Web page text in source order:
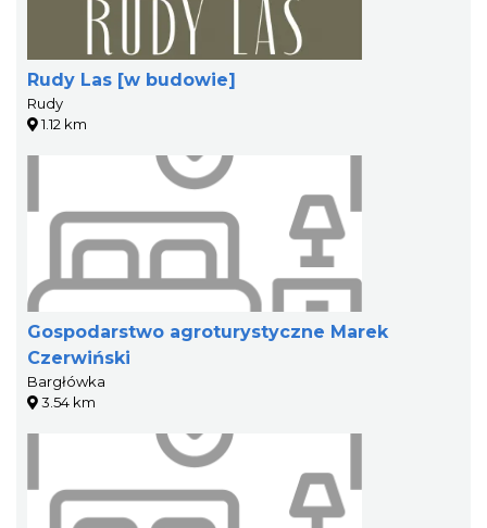
Rudy Las [w budowie]
Rudy
1.12 km
Gospodarstwo agroturystyczne Marek
Czerwiński
Bargłówka
3.54 km